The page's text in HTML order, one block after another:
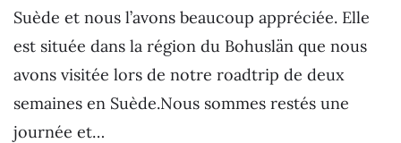
Suède et nous l’avons beaucoup appréciée. Elle
est située dans la région du Bohuslän que nous
avons visitée lors de notre roadtrip de deux
semaines en Suède.Nous sommes restés une
journée et…